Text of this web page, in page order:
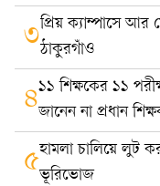
৩প্রিয় ক্যাম্পাসে আর
ঠাকুরগাঁও
৪১১ শিক্ষকের ১১
জানেন না প্রধান
৫হামলা চালিয়ে লুট
ভূরিভোজ